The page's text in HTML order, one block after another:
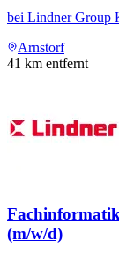
bei Lindner Group
Arnstorf
41 km entfernt
(m/w/d)